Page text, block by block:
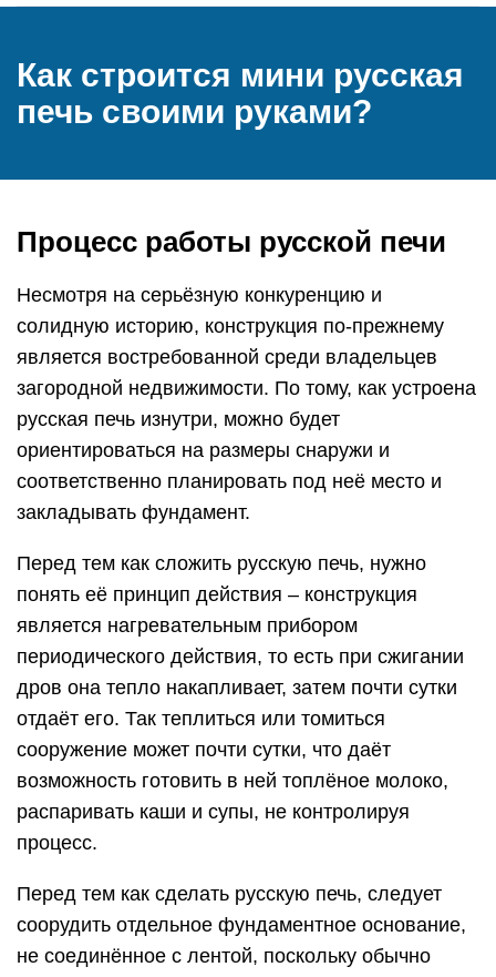
Как строится мини русская
печь своими руками?
Процесс работы русской печи
Несмотря на серьёзную конкуренцию и
солидную историю, конструкция по-прежнему
является востребованной среди владельцев
загородной недвижимости. По тому, как устроена
русская печь изнутри, можно будет
ориентироваться на размеры снаружи и
соответственно планировать под неё место и
закладывать фундамент.
Перед тем как сложить русскую печь, нужно
понять её принцип действия – конструкция
является нагревательным прибором
периодического действия, то есть при сжигании
дров она тепло накапливает, затем почти сутки
отдаёт его. Так теплиться или томиться
сооружение может почти сутки, что даёт
возможность готовить в ней топлёное молоко,
распаривать каши и супы, не контролируя
процесс.
Перед тем как сделать русскую печь, следует
соорудить отдельное фундаментное основание,
не соединённое с лентой, поскольку обычно